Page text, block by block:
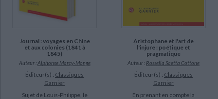
Journal : voyages en Chine
et aux colonies (1841 à
1845)
Auteur :Alphonse Marcy-Monge
Éditeur(s) : Classiques
Garnier
Sujet de Louis-Philippe, le
Aristophane et l'art de
l'injure : poétique et
pragmatique
Auteur : Rossella Saetta Cottone
Éditeur(s) : Classiques
Garnier
En prenant en compte la